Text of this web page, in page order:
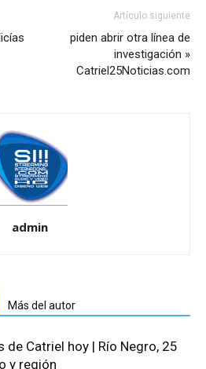
Artículo siguiente
piden abrir otra línea de
investigación »
Catriel25Noticias.com
admin
Más del autor
de Catriel hoy | Río Negro, 25
y región